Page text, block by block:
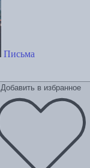
Письма
Добавить в избранное